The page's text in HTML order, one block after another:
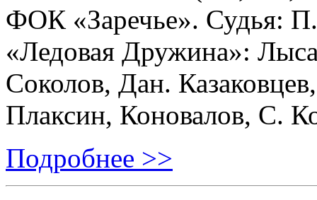
ФОК «Заречье». Судья:
«Ледовая Дружина»:
Соколов, Дан.
Плаксин, Коновалов, С.
Подробнее >>